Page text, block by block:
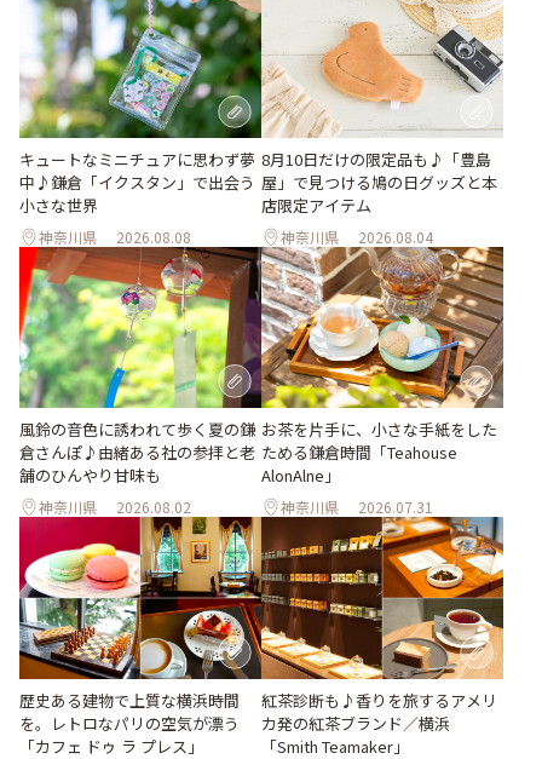
キュートなミニチュアに思わず夢
中♪鎌倉「イクスタン」で出会う
小さな世界
神奈川県 2026.08.08
8月10日だけの限定品も♪「豊島
屋」で見つける鳩の日グッズと本
店限定アイテム
神奈川県 2026.08.04
風鈴の音色に誘われて歩く夏の鎌
倉さんぽ♪由緒ある社の参拝と老
舗のひんやり甘味も
神奈川県 2026.08.02
お茶を片手に、小さな手紙をした
ためる鎌倉時間「Teahouse
AlonAlne」
神奈川県 2026.07.31
歴史ある建物で上質な横浜時間
を。レトロなパリの空気が漂う
「カフェ ドゥ ラ プレス」
紅茶診断も♪香りを旅するアメリ
カ発の紅茶ブランド／横浜
「Smith Teamaker」